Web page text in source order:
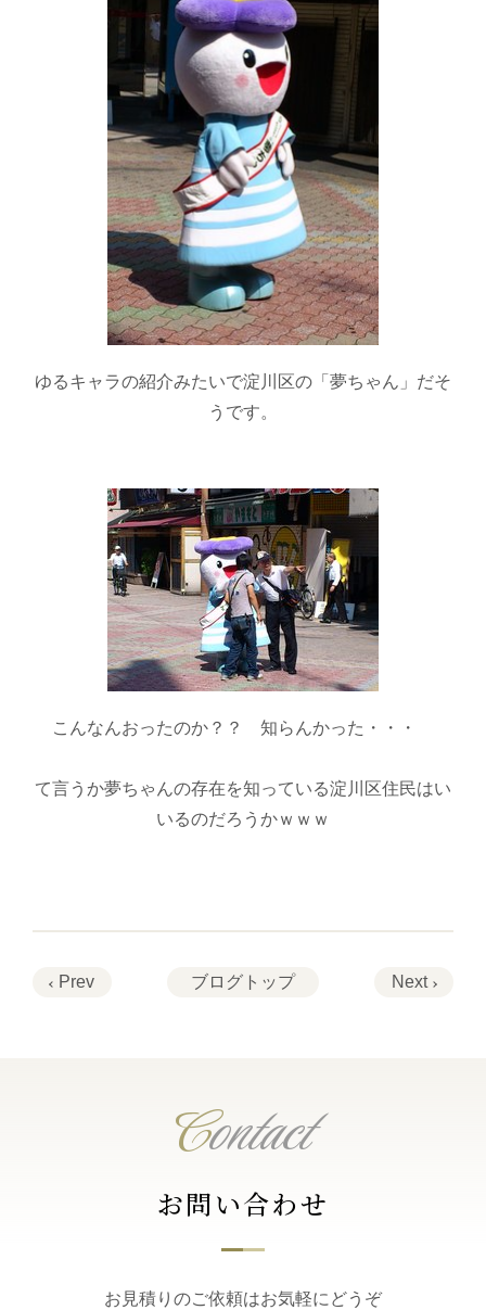
ゆるキャラの紹介みたいで淀川区の「夢ちゃん」だそ
うです。
こんなんおったのか？？ 知らんかった・・・
て言うか夢ちゃんの存在を知っている淀川区住民はい
いるのだろうかｗｗｗ
Prev ブログトップ Next
Contact
お問い合わせ
お見積りのご依頼はお気軽にどうぞ